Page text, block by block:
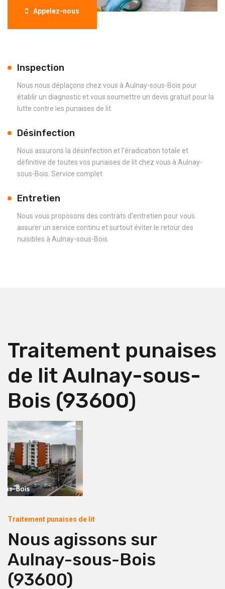
Appelez-nous
Inspection
Nous nous déplaçons chez vous à Aulnay-sous-Bois pour
établir un diagnostic et vous soumettre un devis gratuit pour la
lutte contre les punaises de lit.
Désinfection
Nous assurons la désinfection et l'éradication totale et
définitive de toutes vos punaises de lit chez vous à Aulnay-
sous-Bois. Service complet
Entretien
Nous vous proposons des contrats d'entretien pour vous
assurer un service continu et surtout éviter le retour des
nuisibles à Aulnay-sous-Bois.
Traitement punaises
de lit Aulnay-sous-
Bois (93600)
Traitement punaises de lit
Nous agissons sur
Aulnay-sous-Bois
(93600)